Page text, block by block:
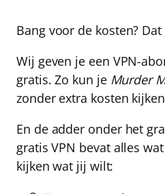
Bang voor de kosten?
Wij geven je een VPN-
gratis. Zo kun je Murder
zonder extra kosten
En de adder onder het
gratis VPN bevat alles
kijken wat jij wilt: